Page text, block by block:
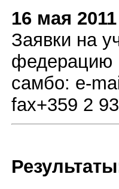
16 мая 2011
Заявки на
федерацию
самбо: e-
fax+359 2